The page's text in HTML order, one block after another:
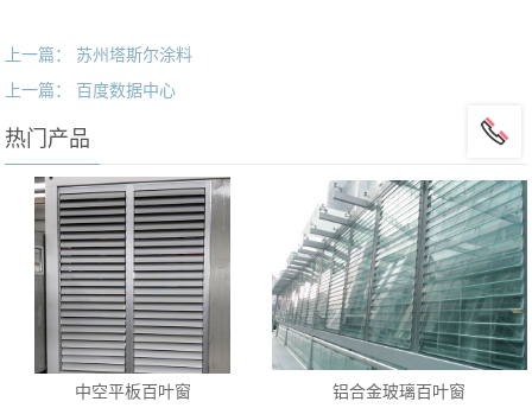
上一篇： 苏州塔斯尔涂料
上一篇： 百度数据中心
热门产品
中空平板百叶窗 铝合金玻璃百叶窗